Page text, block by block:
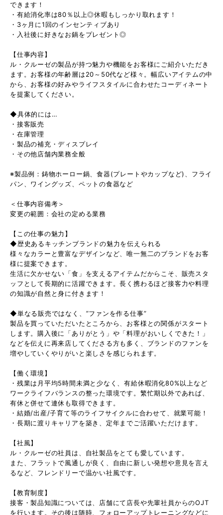
できます！
・有給消化率は80％以上◎休暇もしっかり取れます！
・3ヶ月に1回のインセンティブあり
・入社後に好きなお鍋をプレゼント◎
【仕事内容】
ル・クルーゼの製品が持つ魅力や機能をお客様にご紹介いただき
ます。お客様の年齢層は20～50代など様々。幅広いアイテムの中
から、お客様の好みやライフスタイルに合わせたコーディネート
を提案してください。
◆具体的には…
・接客販売
・在庫管理
・製品の補充・ディスプレイ
・その他店舗内業務全般
※製品例：鋳物ホーロー鍋、食器(プレートやカップなど)、フライ
パン、ワイングッズ、ペットの食器など
＜仕事内容備考＞
変更の範囲：会社の定める業務
【この仕事の魅力】
◆歴史あるキッチンブランドの魅力を伝えられる
様々なカラーと豊富なデザインなど、唯一無二のブランドをお客
様に提案できます。
生活に欠かせない「食」を支えるアイテムだからこそ、販売スタ
ッフとして長期的に活躍できます。長く携わるほど接客力や料理
の知識が自然と身に付きます！
◆単なる販売ではなく、”ファンを作る仕事”
製品を買っていただいたところから、お客様との関係がスタート
します。購入後に「ありがとう」や「料理がおいしくできた！」
などを伝えに再来店してくださる方も多く、ブランドのファンを
増やしていくやりがいと楽しさを感じられます。
【働く環境】
・残業は月平均5時間未満と少なく、有給休暇消化80%以上など
ワークライフバランスの整った環境です。繁忙期以外であれば、
有休と併せて連休も取得できます。
・結婚/出産/子育て等のライフサイクルに合わせて、就業可能！
・長期に渡りキャリアを築き、定年までご活躍いただけます。
【社風】
ル・クルーゼの社員は、自社製品をとても愛しています。
また、フラットで風通しが良く、自由に新しい発想や意見を言え
るなど、フレンドリーで温かい社風です。
【教育制度】
接客・製品知識については、店舗にて店長や先輩社員からのOJT
を行います。その後は随時、フォローアップトレーニングなどに